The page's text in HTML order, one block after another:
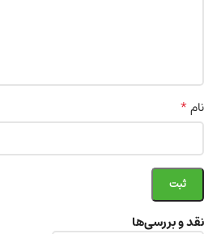
نقد و بررسی‌ها
نام*